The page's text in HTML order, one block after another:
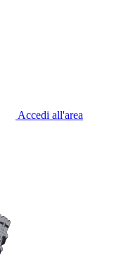
Accedi all'area